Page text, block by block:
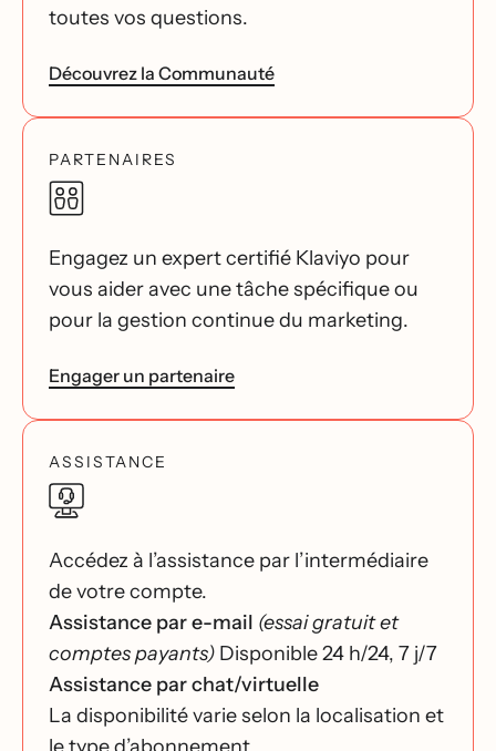
toutes vos questions.
Découvrez la Communauté
PARTENAIRES
Engagez un expert certifié Klaviyo pour
vous aider avec une tâche spécifique ou
pour la gestion continue du marketing.
Engager un partenaire
ASSISTANCE
Accédez à l’assistance par l’intermédiaire
de votre compte.
Assistance par e-mail (essai gratuit et
comptes payants) Disponible 24 h/24, 7 j/7
Assistance par chat/virtuelle
La disponibilité varie selon la localisation et